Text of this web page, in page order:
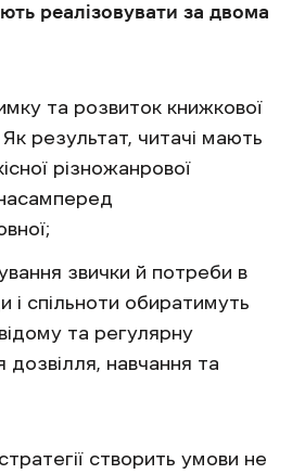
реалізовувати за двома
та розвиток книжкової
результат, читачі мають
різножанрової
звички й потреби в
і спільноти обиратимуть
та регулярну
дозвілля, навчання та
створить умови не